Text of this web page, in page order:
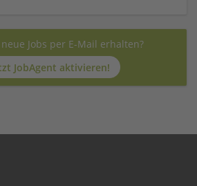
Jobs per E-Mail erhalten?
JobAgent aktivieren!